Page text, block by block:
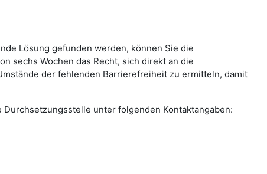
Lösung gefunden werden, können Sie die
sechs Wochen das Recht, sich direkt an die
der fehlenden Barrierefreiheit zu ermitteln, damit
unter folgenden Kontaktangaben: